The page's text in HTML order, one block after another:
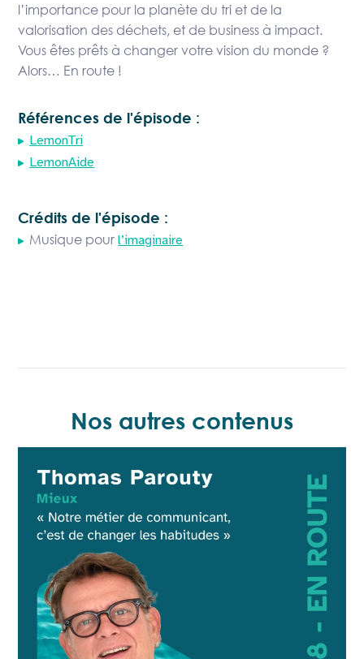
l’importance pour la planète du tri et de la
valorisation des déchets, et de business à impact.
Vous êtes prêts à changer votre vision du monde ?
Alors… En route !
Références de l'épisode :
LemonTri
LemonAide
Crédits de l'épisode :
Musique pourl’imaginaire
Nos autres contenus